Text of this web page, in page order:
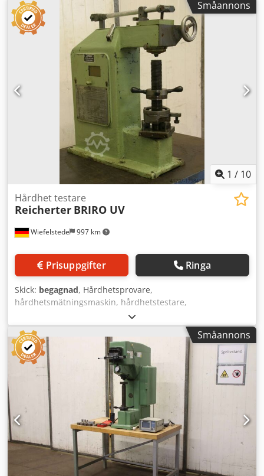
Småannons
1 / 10
Wiefelstede 997 km
Hårdhet testare
Reicherter BRIRO UV
Prisuppgifter Ringa
Skick: begagnad, Hårdhetsprovare,
hårdhetsmätningsmaskin, hårdhetstestare,
hårdhetsprovningsapparat Credpfob A Rkvjx Aitjf -
Hårdhetsprovare: enligt Brinell och Rockwell -Tillbehör
saknas och därför säljs den som defekt -Överlämning i
befintligt skick såsom besiktigat -Mått: 600/220/H660 mm -
Vikt: 92 kg
Småannons